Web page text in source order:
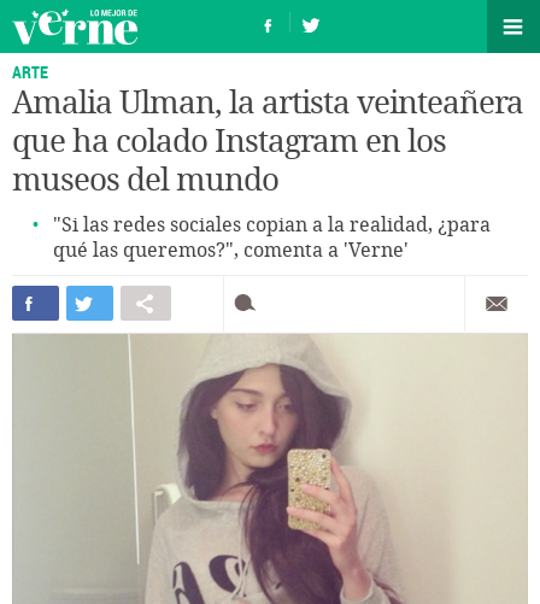
ARTE
Amalia Ulman, la artista veinteañera
que ha colado Instagram en los
museos del mundo
"Si las redes sociales copian a la realidad, ¿para
qué las queremos?", comenta a 'Verne'